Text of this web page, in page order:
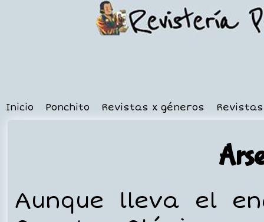
Inicio Ponchito Revistas x géneros
Aunque lleva el